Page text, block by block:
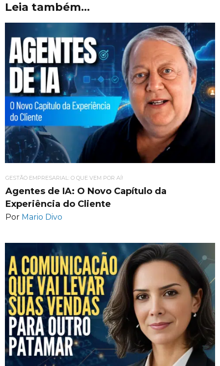
Leia também...
GESTÃO EMPRESARIAL: O QUE VEM POR AÍ!
Agentes de IA: O Novo Capítulo da
Experiência do Cliente
Por Mario Divo